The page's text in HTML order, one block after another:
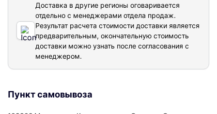
Доставка в другие регионы оговаривается
отдельно с менеджерами отдела продаж.
Результат расчета стоимости доставки является
предварительным, окончательную стоимость
доставки можно узнать после согласования с
менеджером.
Пункт самовывоза